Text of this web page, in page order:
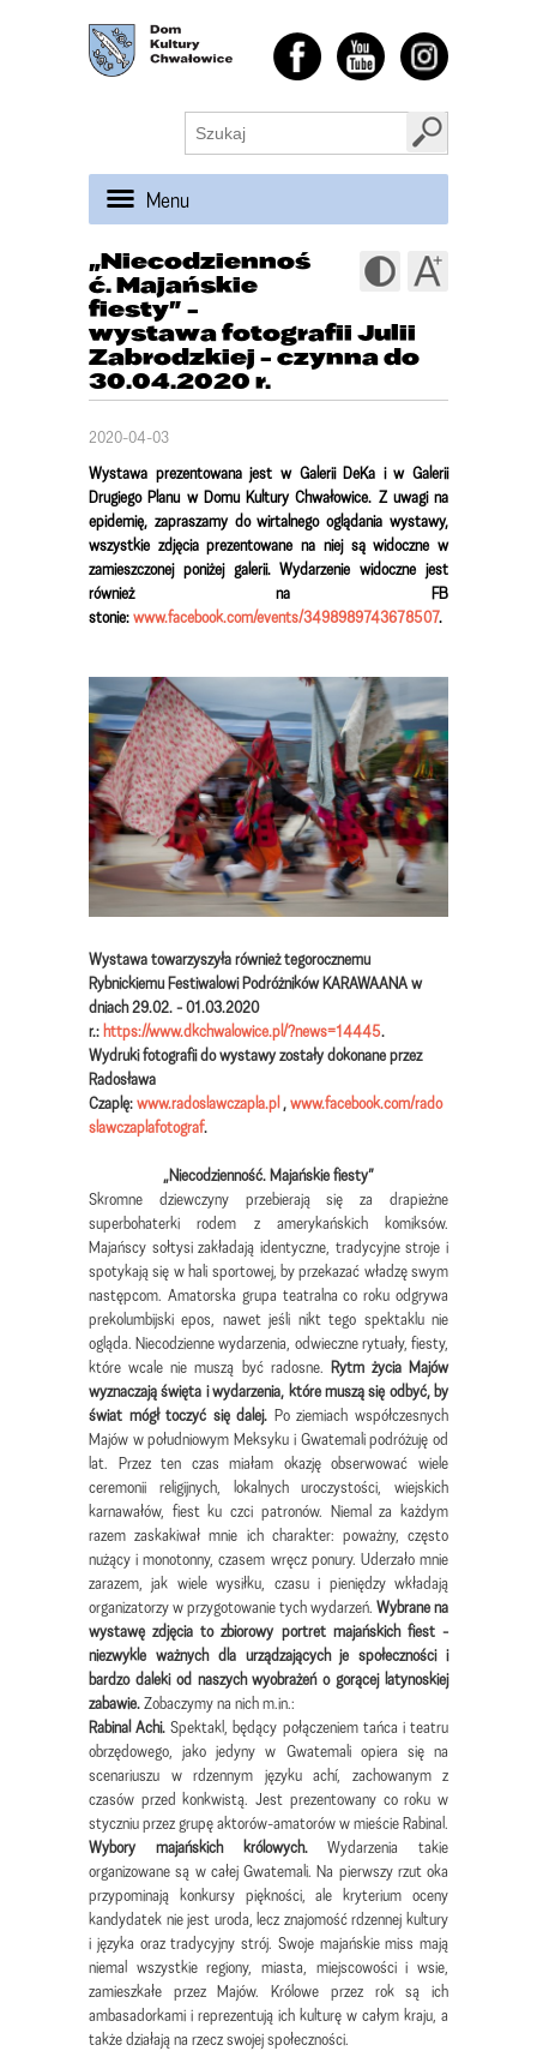
Menu
„Niecodziennoś
ć. Majańskie
fiesty” -
wystawa fotografii Julii
Zabrodzkiej - czynna do
30.04.2020 r.
2020-04-03
Wystawa prezentowana jest w Galerii DeKa i w Galerii
Drugiego Planu w Domu Kultury Chwałowice. Z uwagi na
epidemię, zapraszamy do wirtalnego oglądania wystawy,
wszystkie zdjęcia prezentowane na niej są widoczne w
zamieszczonej poniżej galerii. Wydarzenie widoczne jest
również na FB
stonie:www.facebook.com/events/3498989743678507.
Wystawa towarzyszyła również tegorocznemu
Rybnickiemu Festiwalowi Podróżników KARAWAANA w
dniach 29.02. - 01.03.2020
r.: https://www.dkchwalowice.pl/?news=14445.
Wydruki fotografii do wystawy zostały dokonane przez
Radosława
Czaplę:www.radoslawczapla.pl ,www.facebook.com/rado
slawczaplafotograf.
„Niecodzienność. Majańskie fiesty”
Skromne dziewczyny przebierają się za drapieżne
superbohaterki rodem z amerykańskich komiksów.
Majańscy sołtysi zakładają identyczne, tradycyjne stroje i
spotykają się w hali sportowej, by przekazać władzę swym
następcom. Amatorska grupa teatralna co roku odgrywa
prekolumbijski epos, nawet jeśli nikt tego spektaklu nie
ogląda. Niecodzienne wydarzenia, odwieczne rytuały, fiesty,
które wcale nie muszą być radosne. Rytm życia Majów
wyznaczają święta i wydarzenia, które muszą się odbyć, by
świat mógł toczyć się dalej. Po ziemiach współczesnych
Majów w południowym Meksyku i Gwatemali podróżuję od
lat. Przez ten czas miałam okazję obserwować wiele
ceremonii religijnych, lokalnych uroczystości, wiejskich
karnawałów, fiest ku czci patronów. Niemal za każdym
razem zaskakiwał mnie ich charakter: poważny, często
nużący i monotonny, czasem wręcz ponury. Uderzało mnie
zarazem, jak wiele wysiłku, czasu i pieniędzy wkładają
organizatorzy w przygotowanie tych wydarzeń. Wybrane na
wystawę zdjęcia to zbiorowy portret majańskich fiest -
niezwykle ważnych dla urządzających je społeczności i
bardzo daleki od naszych wyobrażeń o gorącej latynoskiej
zabawie.Zobaczymy na nich m.in.:
Rabinal Achi.Spektakl, będący połączeniem tańca i teatru
obrzędowego, jako jedyny w Gwatemali opiera się na
scenariuszu w rdzennym języku achí, zachowanym z
czasów przed konkwistą. Jest prezentowany co roku w
styczniu przez grupę aktorów-amatorów w mieście Rabinal.
Wybory majańskich królowych.Wydarzenia takie
organizowane są w całej Gwatemali. Na pierwszy rzut oka
przypominają konkursy piękności, ale kryterium oceny
kandydatek nie jest uroda, lecz znajomość rdzennej kultury
i języka oraz tradycyjny strój. Swoje majańskie miss mają
niemal wszystkie regiony, miasta, miejscowości i wsie,
zamieszkałe przez Majów. Królowe przez rok są ich
ambasadorkami i reprezentują ich kulturę w całym kraju, a
także działają na rzecz swojej społeczności.